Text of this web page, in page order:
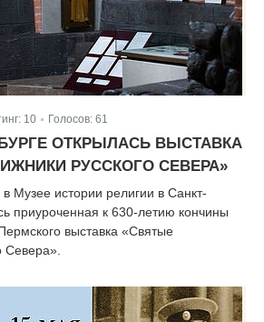
10 Голосов: 61
ОТКРЫЛАСЬ ВЫСТАВКА
РУССКОГО СЕВЕРА»
Музее истории религии в Санкт-
приуроченная к 630-летию кончины
выставка «Святые
Севера».